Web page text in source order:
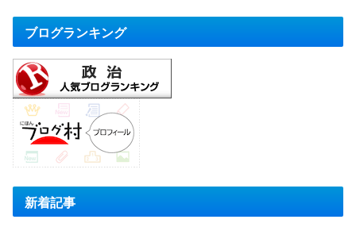
ブログランキング
新着記事